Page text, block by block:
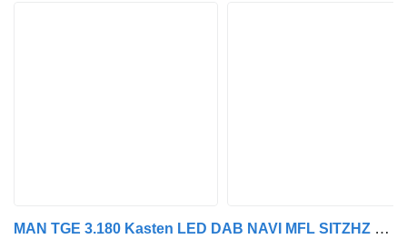
MAN TGE 3.180 Kasten LED DAB NAVI MFL SITZHZ L5H3